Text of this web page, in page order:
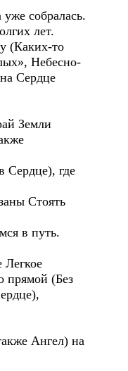
собралась.
лет.
(Каких-то
Небесно-
Сердце
Земли
Сердце), где
Стоять
в путь.
Легкое
прямой (Без
Ангел) на